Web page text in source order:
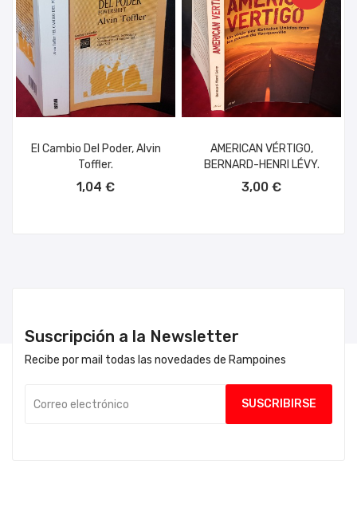
El Cambio Del Poder, Alvin
Toffler.
1,04 €
AMERICAN VÉRTIGO,
BERNARD-HENRI LÉVY.
3,00 €
Suscripción a la Newsletter
Recibe por mail todas las novedades de Rampoines